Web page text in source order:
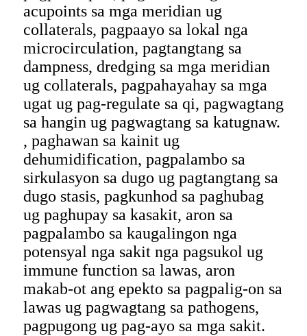
acupoints sa mga meridian ug
collaterals, pagpaayo sa lokal nga
microcirculation, pagtangtang sa
dampness, dredging sa mga meridian
ug collaterals, pagpahayahay sa mga
ugat ug pag-regulate sa qi, pagwagtang
sa hangin ug pagwagtang sa katugnaw.
, paghawan sa kainit ug
dehumidification, pagpalambo sa
sirkulasyon sa dugo ug pagtangtang sa
dugo stasis, pagkunhod sa paghubag
ug paghupay sa kasakit, aron sa
pagpalambo sa kaugalingon nga
potensyal nga sakit nga pagsukol ug
immune function sa lawas, aron
makab-ot ang epekto sa pagpalig-on sa
lawas ug pagwagtang sa pathogens,
pagpugong ug pag-ayo sa mga sakit.